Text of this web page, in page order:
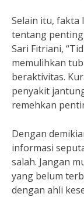
Selain itu, fakta
tentang
Sari Fitriani,
memulihkan
beraktivitas.
penyakit
remehkan
Dengan
informasi
salah. Jangan
yang belum
dengan ahli